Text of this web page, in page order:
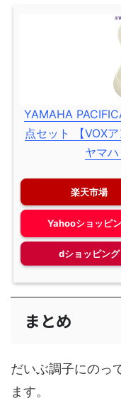
YAMAHA
点セット 【VOX
ヤマ
楽天市場
Yahooショッピ
dショッピング
まとめ
だいぶ調子にのっ
ます。